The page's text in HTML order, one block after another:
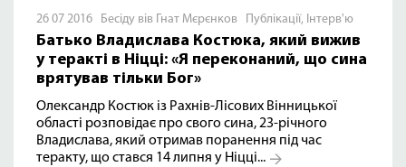
26 07 2016 Бесіду вів Гнат Мєрєнков Публікації, Інтерв'ю
Батько Владислава Костюка, який вижив
у теракті в Ніцці: «Я переконаний, що сина
врятував тільки Бог»
Олександр Костюк із Рахнів-Лісових Вінницької
області розповідає про свого сина, 23-річного
Владислава, який отримав поранення під час
теракту, що стався 14 липня у Ніцці...